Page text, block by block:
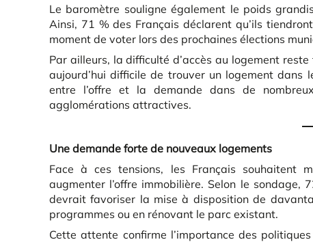
Le baromètre souligne également le poids
Ainsi, 71 % des Français déclarent qu’ils
moment de voter lors des prochaines élections
Par ailleurs, la difficulté d’accès au logement
aujourd’hui difficile de trouver un logement dans
entre l’offre et la demande dans de
agglomérations attractives.
Une demande forte de nouveaux logements
Face à ces tensions, les Français souhaitent
augmenter l’offre immobilière. Selon le sondage,
devrait favoriser la mise à disposition de
programmes ou en rénovant le parc existant.
Cette attente confirme l’importance des